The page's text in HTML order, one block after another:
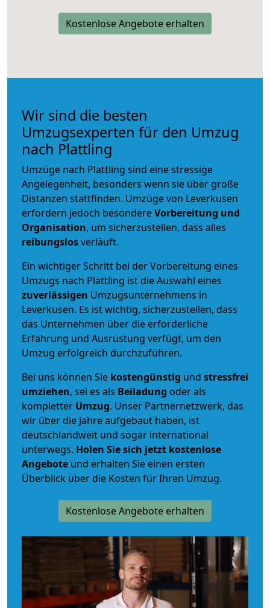
Kostenlose Angebote erhalten
Wir sind die besten
Umzugsexperten für den Umzug
nach Plattling
Umzüge nach Plattling sind eine stressige
Angelegenheit, besonders wenn sie über große
Distanzen stattfinden. Umzüge von Leverkusen
erfordern jedoch besondereVorbereitung und
Organisation, um sicherzustellen, dass alles
reibungslosverläuft.
Ein wichtiger Schritt bei der Vorbereitung eines
Umzugs nach Plattling ist die Auswahl eines
zuverlässigen Umzugsunternehmens in
Leverkusen. Es ist wichtig, sicherzustellen, dass
das Unternehmen über die erforderliche
Erfahrung und Ausrüstung verfügt, um den
Umzug erfolgreich durchzuführen.
Bei uns können Sie kostengünstig und stressfrei
umziehen, sei es als Beiladung oder als
kompletter Umzug. Unser Partnernetzwerk, das
wir über die Jahre aufgebaut haben, ist
deutschlandweit und sogar international
unterwegs. Holen Sie sich jetzt kostenlose
Angebote und erhalten Sie einen ersten
Überblick über die Kosten für Ihren Umzug.
Kostenlose Angebote erhalten